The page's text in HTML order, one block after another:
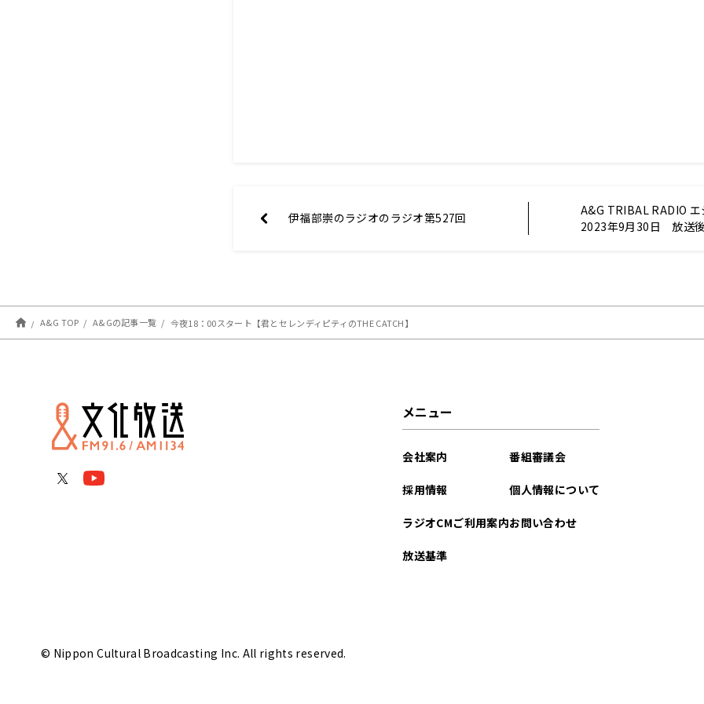
伊福部崇のラジオのラジオ第527回
A&G TRIBAL RADIO
2023年9月30日 放送
A&G TOP A&Gの記事一覧 今夜18：00スタート【君とセレンディピティのTHE CATCH】
メニュー
会社案内
採用情報
ラジオCMご利用案内
放送基準
番組審議会
個人情報について
お問い合わせ
© Nippon Cultural Broadcasting Inc. All rights reserved.